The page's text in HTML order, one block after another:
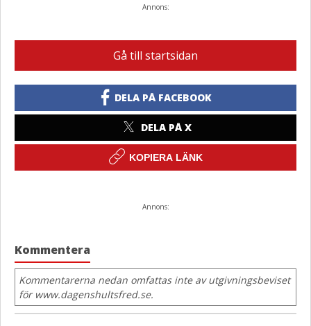
Annons:
Gå till startsidan
DELA PÅ FACEBOOK
DELA PÅ X
KOPIERA LÄNK
Annons:
Kommentera
Kommentarerna nedan omfattas inte av utgivningsbeviset
för www.dagenshultsfred.se.